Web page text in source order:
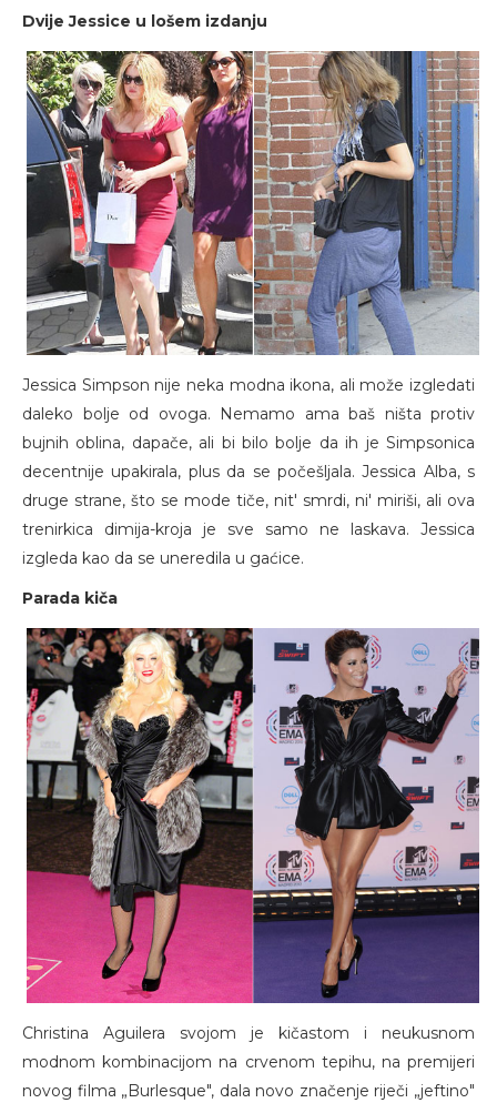
Dvije Jessice u lošem izdanju
Jessica Simpson nije neka modna ikona, ali može izgledati
daleko bolje od ovoga. Nemamo ama baš ništa protiv
bujnih oblina, dapače, ali bi bilo bolje da ih je Simpsonica
decentnije upakirala, plus da se počešljala. Jessica Alba, s
druge strane, što se mode tiče, nit' smrdi, ni' miriši, ali ova
trenirkica dimija-kroja je sve samo ne laskava. Jessica
izgleda kao da se uneredila u gaćice.
Parada kiča
Christina Aguilera svojom je kičastom i neukusnom
modnom kombinacijom na crvenom tepihu, na premijeri
novog filma „Burlesque", dala novo značenje riječi „jeftino"